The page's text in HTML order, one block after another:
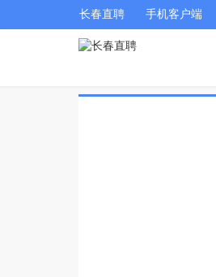
长春直聘 手机客户端